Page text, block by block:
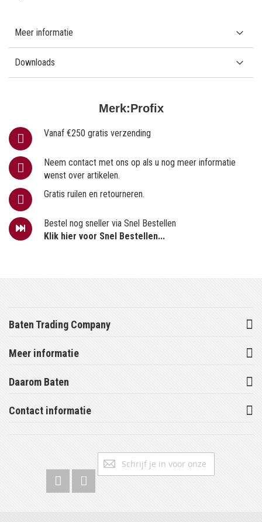
Merk:Profix
Vanaf €250 gratis verzending
Neem contact met ons op als u nog meer informatie
wenst over artikelen.
Gratis ruilen en retourneren.
Bestel nog sneller via Snel Bestellen
Klik hier voor Snel Bestellen...
Meer informatie
Downloads
Baten Trading Company
Meer informatie
Daarom Baten
Contact informatie
Abonneer